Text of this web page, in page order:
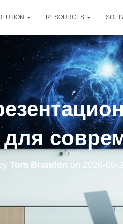
RESOURCES
для
Tom Brandon on 2026-05-